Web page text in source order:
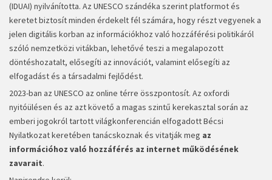
(IDUAI) nyilvánította. Az UNESCO szándéka szerint platformot és
keretet biztosít minden érdekelt fél számára, hogy részt vegyenek a
jelen digitális korban az információkhoz való hozzáférési politikáról
szóló nemzetközi vitákban, lehetővé teszi a megalapozott
döntéshozatalt, elősegíti az innovációt, valamint elősegíti az
elfogadást és a társadalmi fejlődést.
2023-ban az UNESCO az online térre összpontosít. Az oxfordi
nyitóülésen és az azt követő a magas szintű kerekasztal során az
emberi jogokról tartott világkonferencián elfogadott Bécsi
Nyilatkozat keretében tanácskoznak és vitatják meg az
információhoz való hozzáférés az internet működésének
zavarait.